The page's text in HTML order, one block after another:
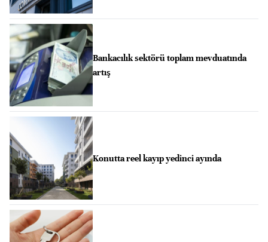
Bankacılık sektörü toplam mevduatında
artış
Konutta reel kayıp yedinci ayında